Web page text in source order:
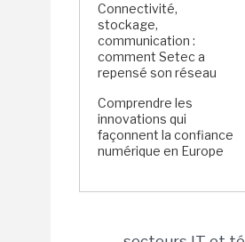
Connectivité,
stockage,
communication :
comment Setec a
repensé son réseau
Comprendre les
innovations qui
façonnent la confiance
numérique en Europe